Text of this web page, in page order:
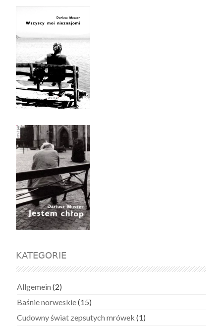
KATEGORIE
Allgemein (2)
Baśnie norweskie(15)
Cudowny świat zepsutych mrówek (1)